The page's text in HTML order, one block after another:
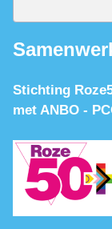
Stichting
met ANBO -